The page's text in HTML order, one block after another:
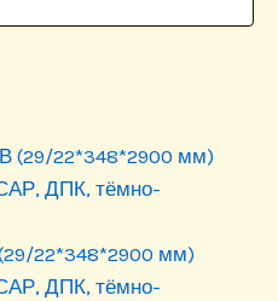
22*348*2900 мм)
ДПК, тёмно-